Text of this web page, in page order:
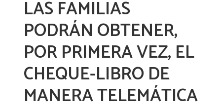
LAS FAMILIAS
PODRÁN OBTENER,
POR PRIMERA VEZ, EL
CHEQUE-LIBRO DE
MANERA TELEMÁTICA